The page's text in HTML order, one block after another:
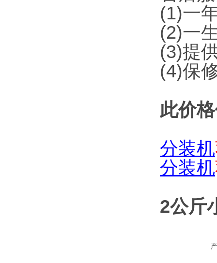
(1)一
(2)一
(3)提
(4)保
此价
分装机
分装机
2公斤